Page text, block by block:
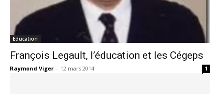
Éducation
François Legault, l’éducation et les Cégeps
Raymond Viger - 12 mars 2014 1